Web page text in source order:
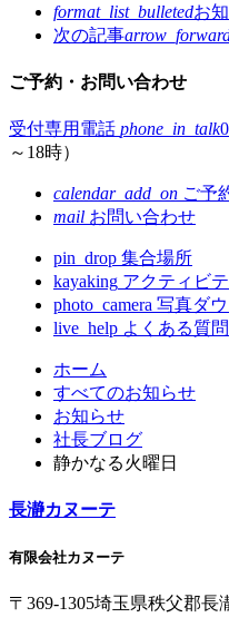
format_list_bulletedお
次の記事
ご予約・お問い合わせ
受付専用電話 phone_in_talk
～18時）
calendar_add_on ご予
mail お問い合わせ
pin_drop 集合場所
kayaking アクティビ
photo_camera 写真ダ
live_help よくある質問
文
先
へ
へ
る
ホーム
すべてのお知らせ
お知らせ
社長ブログ
静かなる火曜日
長瀞カヌーテ
有限会社カヌーテ
〒369-1305埼玉県秩父郡長